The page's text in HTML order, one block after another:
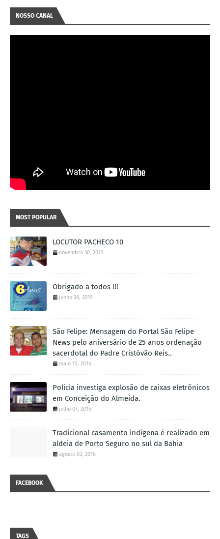
NOSSO CANAL
MOST POPULAR
LOCUTOR PACHECO 10
novembro 30, 2013
Obrigado a todos !!!
junho 28, 2019
São Felipe: Mensagem do Portal São Felipe
News pelo aniversário de 25 anos ordenação
sacerdotal do Padre Cristóvão Reis..
maio 15, 2016
Polícia investiga explosão de caixas eletrônicos
em Conceição do Almeida.
julho 07, 2015
Tradicional casamento indígena é realizado em
aldeia de Porto Seguro no sul da Bahia
agosto 03, 2016
FACEBOOK
TAGS